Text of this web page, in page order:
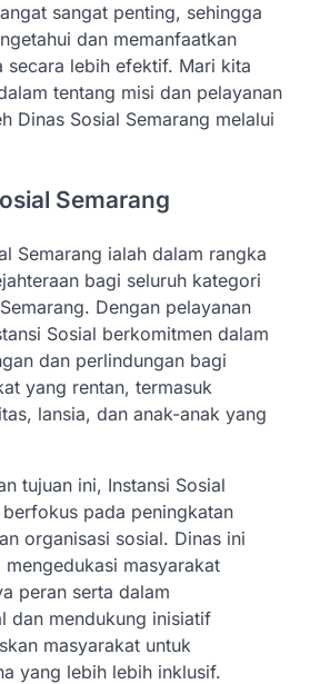
sangat penting, sehingga
dan memanfaatkan
secara lebih efektif. Mari kita
tentang misi dan pelayanan
Dinas Sosial Semarang melalui
Semarang
Semarang ialah dalam rangka
bagi seluruh kategori
Dengan pelayanan
Sosial berkomitmen dalam
dan perlindungan bagi
yang rentan, termasuk
lansia, dan anak-anak yang
tujuan ini, Instansi Sosial
pada peningkatan
organisasi sosial. Dinas ini
masyarakat
peran serta dalam
dan mendukung inisiatif
masyarakat untuk
yang lebih lebih inklusif.